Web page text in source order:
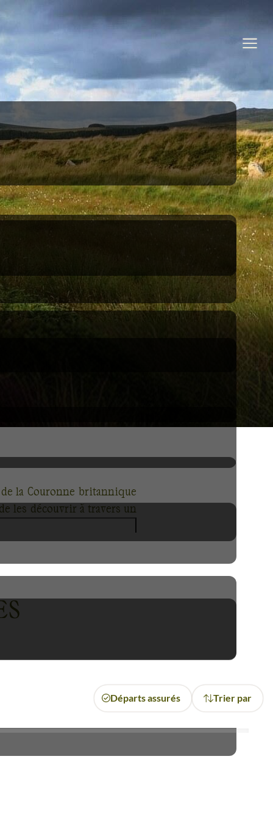
la Couronne britannique
les découvrir à travers un
partagés vous font vivre
de ces habitants et ce
proposée par TerresDéparts assurés Trier par